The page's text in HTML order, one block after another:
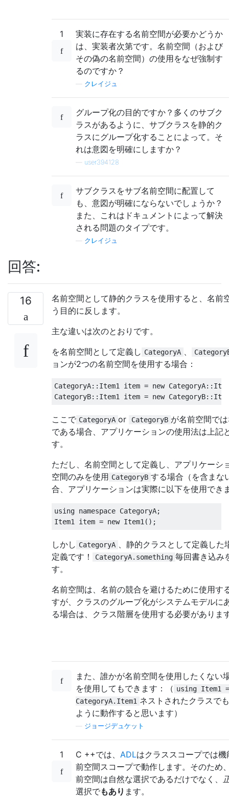
1
実装に存在する名前空間が必要かどうか
は、実装者次第です。名前空間（および
その偽の名前空間）の使用をなぜ強制す
るのですか？
クレイジュ
グループ化の目的ですか？多くのサブク
ラスがあるように、サブクラスを静的ク
ラスにグループ化することによって。そ
れは意図を明確にしますか？
user394128
サブクラスをサブ名前空間に配置して
も、意図が明確にならないでしょうか？
また、これはドキュメントによって解決
される問題のタイプです。
クレイジュ
回答:
16
名前空間として静的クラスを使用すると、名前
う目的に反します。
主な違いは次のとおりです。
を名前空間として定義し CategoryA 、
ョンが2つの名前空間を使用する場合：
CategoryA:: Item1 item = new CategoryA::
CategoryB:: Item1 item = new CategoryB::
ここで CategoryA or CategoryB が名前空間で
である場合、アプリケーションの使用法は上記
す。
ただし、名前空間として定義し、アプリケーシ
空間のみを使用 CategoryB する場合（を含まな
合、アプリケーションは実際に以下を使用でき
using namespace CategoryA;
Item1
item = new Item1 ();
しかし CategoryA 、静的クラスとして定義した
定義です！
CategoryA.something 毎回書き込み
す。
名前空間は、名前の競合を避けるために使用す
すが、クラスのグループ化がシステムモデルに
る場合は、クラス階層を使用する必要がありま
また、誰かが名前空間を使用したくない
を使用してもできます：（ using Item1 =
CategoryA.Item1 ネストされたクラスで
ように動作すると思います）
ジョージデュケット
1 C ++では、 ADLはクラススコープでは
前空間スコープで動作します。そのため
前空間は自然な選択であるだけでなく、
選択でもあり ます。